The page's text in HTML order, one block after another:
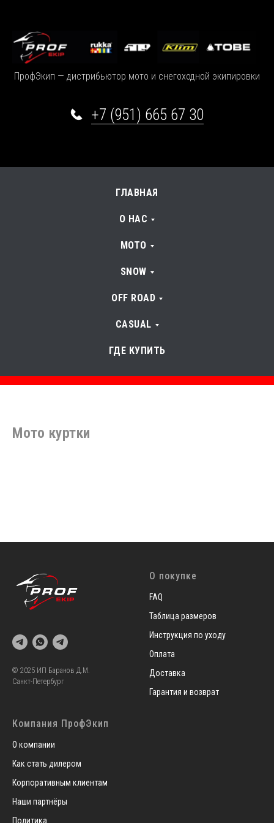
ПрофЭкип — дистрибьютор мото и снегоходной экипировки
+7 (951) 665 67 30
ГЛАВНАЯ
О НАС
МОТО
SNOW
OFF ROAD
CASUAL
ГДЕ КУПИТЬ
Мото куртки
© 2025 ИП Баранов Д.М.
Санкт-Петербург
О покупке
FAQ
Таблица размеров
Инструкция по уходу
Оплата
Доставка
Гарантия и возврат
Компания ПрофЭкип
О компании
Как стать дилером
Корпоративным клиентам
Наши партнёры
Политика